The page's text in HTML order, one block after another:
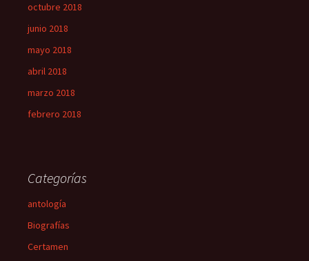
octubre 2018
junio 2018
mayo 2018
abril 2018
marzo 2018
febrero 2018
Categorías
antología
Biografías
Certamen